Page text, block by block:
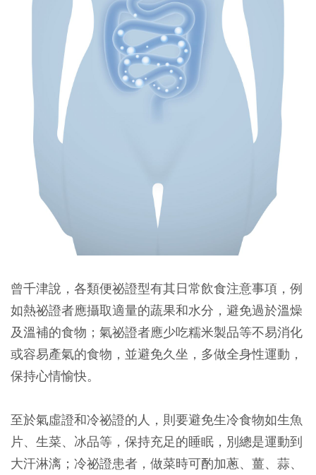
曾千津說，各類便祕證型有其日常飲食注意事項，例
如熱祕證者應攝取適量的蔬果和水分，避免過於溫燥
及溫補的食物；氣祕證者應少吃糯米製品等不易消化
或容易產氣的食物，並避免久坐，多做全身性運動，
保持心情愉快。
至於氣虛證和冷祕證的人，則要避免生冷食物如生魚
片、生菜、冰品等，保持充足的睡眠，別總是運動到
大汗淋漓；冷祕證患者，做菜時可酌加蔥、薑、蒜、